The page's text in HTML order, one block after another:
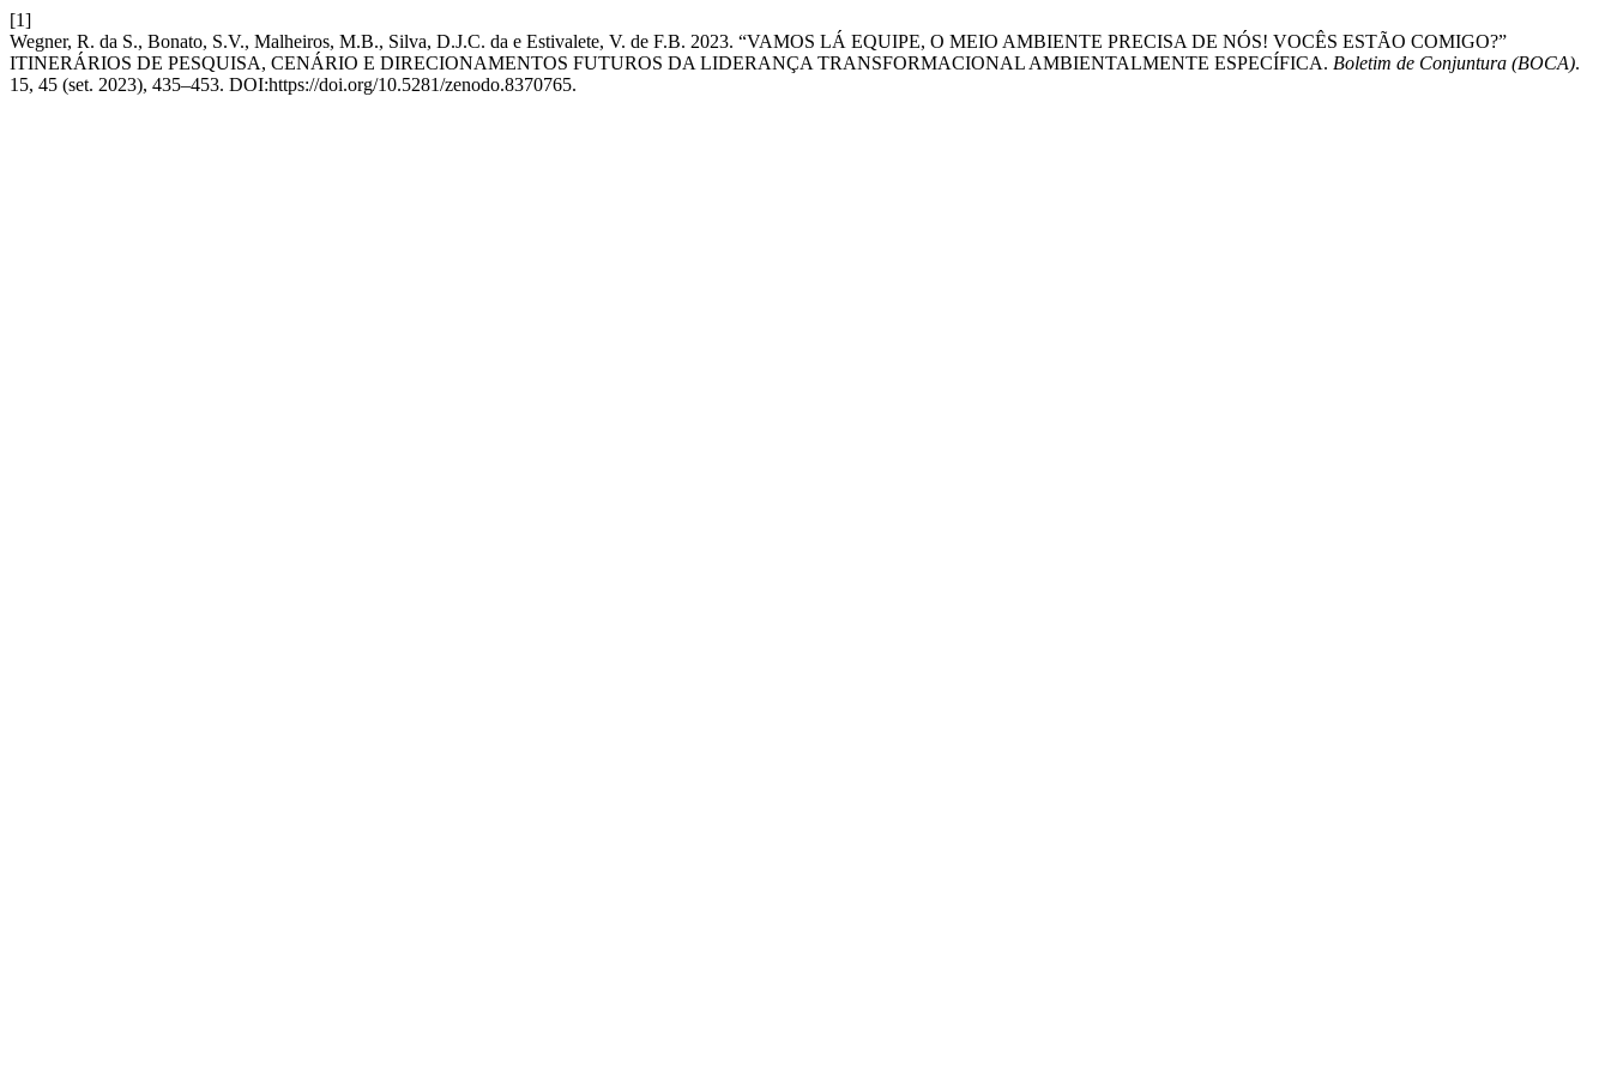
[1]
Wegner, R. da S., Bonato, S.V., Malheiros, M.B., Silva, D.J.C. da e Estivalete, V. de F.B. 2023. “VAMOS LÁ EQUIPE, O MEIO AMBIENTE PRECISA DE NÓS! VOCÊS ESTÃO COMIGO?”
ITINERÁRIOS DE PESQUISA, CENÁRIO E DIRECIONAMENTOS FUTUROS DA LIDERANÇA TRANSFORMACIONAL AMBIENTALMENTE ESPECÍFICA. Boletim de Conjuntura (BOCA).
15, 45 (set. 2023), 435–453. DOI:https://doi.org/10.5281/zenodo.8370765.